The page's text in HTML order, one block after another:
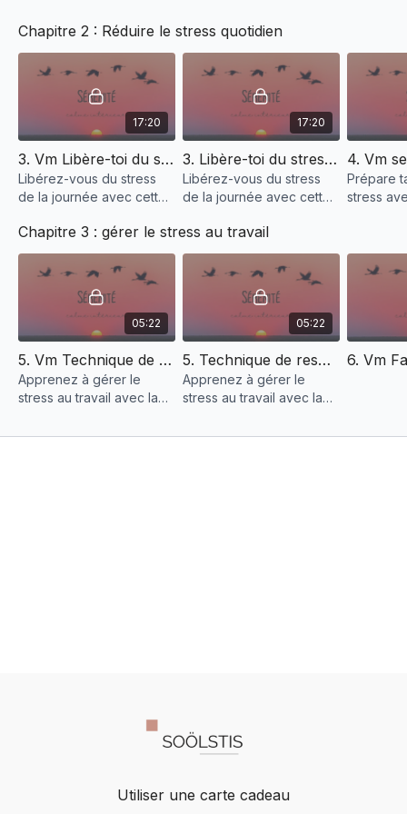
d’explorer ces techniques, vous pouvez non seulement
réduire votre niveau de stress mais aussi renforcer votre
résilience face aux défis futurs.
Chapitre 2 : Réduire le stress quotidien
17:20
3. Vm Libère-toi du stress de la journée
Libérez-vous du stress
de la journée avec cette
Retrouvez calme et
détente pour une soirée
sereine.
17:20
3. Libère-toi du stress de la journée
Libérez-vous du stress
de la journée avec cette
Retrouvez calme et
détente pour une soirée
sereine.
Prépare
stress
pour
défi
Chapitre 3 : gérer le stress au travail
05:22
5. Vm Technique de respiration carré
Apprenez à gérer le
stress au travail avec la
technique simple pour
05:22
5. Technique de respiration carré
Apprenez à gérer le
stress au travail avec la
technique simple pour
Utiliser une carte cadeau